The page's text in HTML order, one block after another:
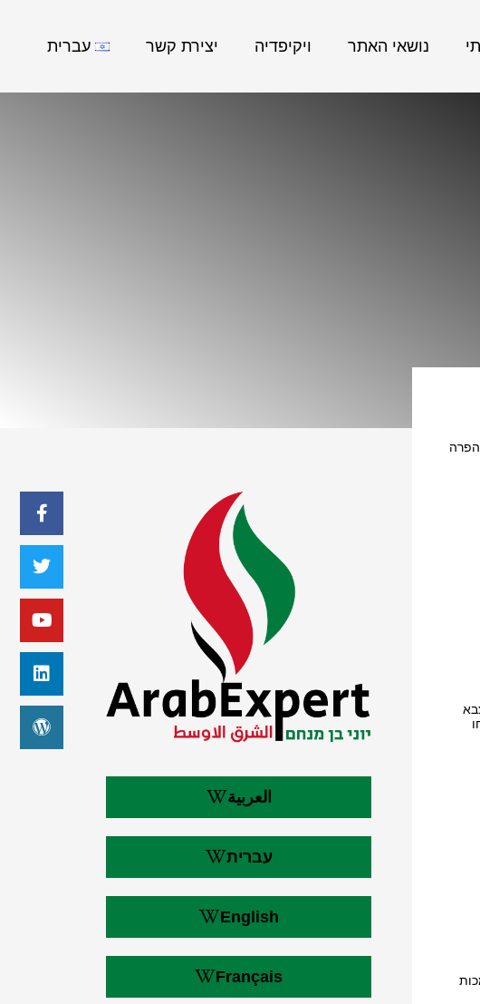
נושאי האתר ויקיפדיה יצירת קשר עברית
العربية
עברית
English
Français